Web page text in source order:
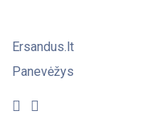
Ersandus.lt
Panevėžys